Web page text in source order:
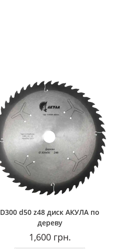
D300 d50 z48 диск АКУЛА по
дереву
1,600грн.